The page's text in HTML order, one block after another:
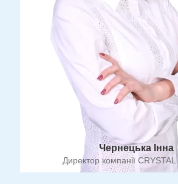
Чернецька Інна
Директор компанії